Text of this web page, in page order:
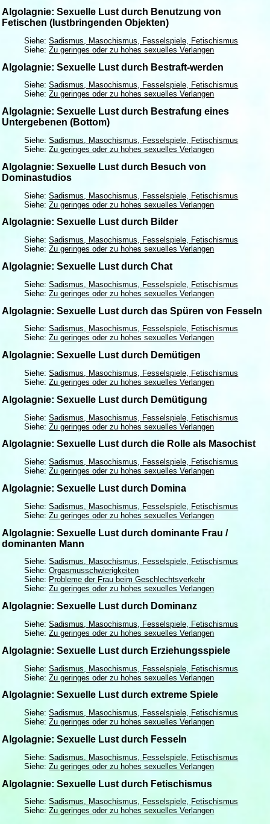
Algolagnie: Sexuelle Lust durch Benutzung von
Fetischen (lustbringenden Objekten)
Siehe:Sadismus, Masochismus, Fesselspiele, Fetischismus
Siehe:Zu geringes oder zu hohes sexuelles Verlangen
Algolagnie: Sexuelle Lust durch Bestraft-werden
Siehe:Sadismus, Masochismus, Fesselspiele, Fetischismus
Siehe:Zu geringes oder zu hohes sexuelles Verlangen
Algolagnie: Sexuelle Lust durch Bestrafung eines
Untergebenen (Bottom)
Siehe:Sadismus, Masochismus, Fesselspiele, Fetischismus
Siehe:Zu geringes oder zu hohes sexuelles Verlangen
Algolagnie: Sexuelle Lust durch Besuch von
Dominastudios
Siehe:Sadismus, Masochismus, Fesselspiele, Fetischismus
Siehe:Zu geringes oder zu hohes sexuelles Verlangen
Algolagnie: Sexuelle Lust durch Bilder
Siehe:Sadismus, Masochismus, Fesselspiele, Fetischismus
Siehe:Zu geringes oder zu hohes sexuelles Verlangen
Algolagnie: Sexuelle Lust durch Chat
Siehe:Sadismus, Masochismus, Fesselspiele, Fetischismus
Siehe:Zu geringes oder zu hohes sexuelles Verlangen
Algolagnie: Sexuelle Lust durch das Spüren von Fesseln
Siehe:Sadismus, Masochismus, Fesselspiele, Fetischismus
Siehe:Zu geringes oder zu hohes sexuelles Verlangen
Algolagnie: Sexuelle Lust durch Demütigen
Siehe:Sadismus, Masochismus, Fesselspiele, Fetischismus
Siehe:Zu geringes oder zu hohes sexuelles Verlangen
Algolagnie: Sexuelle Lust durch Demütigung
Siehe:Sadismus, Masochismus, Fesselspiele, Fetischismus
Siehe:Zu geringes oder zu hohes sexuelles Verlangen
Algolagnie: Sexuelle Lust durch die Rolle als Masochist
Siehe:Sadismus, Masochismus, Fesselspiele, Fetischismus
Siehe:Zu geringes oder zu hohes sexuelles Verlangen
Algolagnie: Sexuelle Lust durch Domina
Siehe:Sadismus, Masochismus, Fesselspiele, Fetischismus
Siehe:Zu geringes oder zu hohes sexuelles Verlangen
Algolagnie: Sexuelle Lust durch dominante Frau /
dominanten Mann
Siehe:Sadismus, Masochismus, Fesselspiele, Fetischismus
Siehe:Orgasmusschwierigkeiten
Siehe: Probleme der Frau beim Geschlechtsverkehr
Siehe:Zu geringes oder zu hohes sexuelles Verlangen
Algolagnie: Sexuelle Lust durch Dominanz
Siehe:Sadismus, Masochismus, Fesselspiele, Fetischismus
Siehe:Zu geringes oder zu hohes sexuelles Verlangen
Algolagnie: Sexuelle Lust durch Erziehungsspiele
Siehe:Sadismus, Masochismus, Fesselspiele, Fetischismus
Siehe:Zu geringes oder zu hohes sexuelles Verlangen
Algolagnie: Sexuelle Lust durch extreme Spiele
Siehe:Sadismus, Masochismus, Fesselspiele, Fetischismus
Siehe:Zu geringes oder zu hohes sexuelles Verlangen
Algolagnie: Sexuelle Lust durch Fesseln
Siehe:Sadismus, Masochismus, Fesselspiele, Fetischismus
Siehe:Zu geringes oder zu hohes sexuelles Verlangen
Algolagnie: Sexuelle Lust durch Fetischismus
Siehe:Sadismus, Masochismus, Fesselspiele, Fetischismus
Siehe:Zu geringes oder zu hohes sexuelles Verlangen